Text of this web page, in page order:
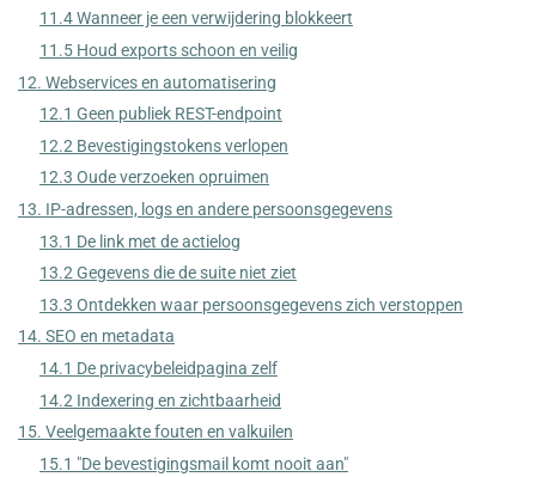
11.4 Wanneer je een verwijdering blokkeert
11.5 Houd exports schoon en veilig
12. Webservices en automatisering
12.1 Geen publiek REST-endpoint
12.2 Bevestigingstokens verlopen
12.3 Oude verzoeken opruimen
13. IP-adressen, logs en andere persoonsgegevens
13.1 De link met de actielog
13.2 Gegevens die de suite niet ziet
13.3 Ontdekken waar persoonsgegevens zich verstoppen
14. SEO en metadata
14.1 De privacybeleidpagina zelf
14.2 Indexering en zichtbaarheid
15. Veelgemaakte fouten en valkuilen
15.1 "De bevestigingsmail komt nooit aan"